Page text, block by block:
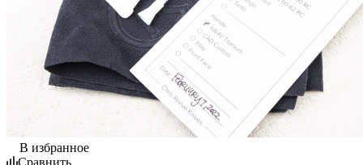
В избранное
Сравнить